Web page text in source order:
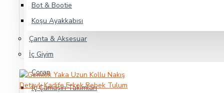
Bot & Bootie
Koşu Ayakkabısı
Çanta & Aksesuar
İç Giyim
Çorap
İç Çamaşırı Takımları
SEPETE EKLE